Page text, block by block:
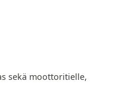
sekä moottoritielle,